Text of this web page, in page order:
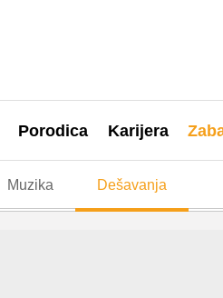
Porodica Karijera
Muzika Dešavanja